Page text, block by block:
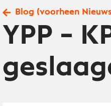
Blog (voorheen
YPP –